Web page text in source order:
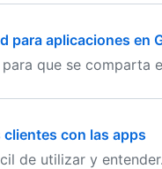
para aplicaciones en
que se comparta
con las apps
de utilizar y entender.